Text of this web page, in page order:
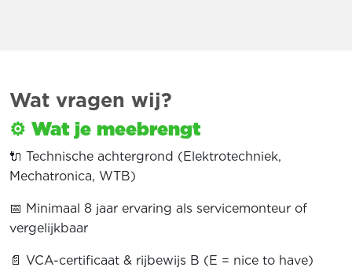
Wat vragen wij?
⚙ Wat je meebrengt
🔌 Technische achtergrond (Elektrotechniek,
Mechatronica, WTB)
📅 Minimaal 8 jaar ervaring als servicemonteur of
vergelijkbaar
📄 VCA-certificaat & rijbewijs B (E = nice to have)